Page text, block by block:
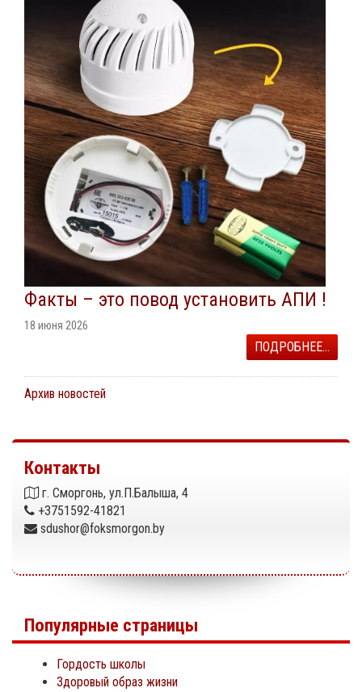
Факты – это повод установить АПИ !
18 июня 2026
ПОДРОБНЕЕ...
Архив новостей
Контакты
г. Сморгонь, ул.П.Балыша, 4
+3751592-41821
sdushor@foksmorgon.by
Популярные страницы
Гордость школы
Здоровый образ жизни